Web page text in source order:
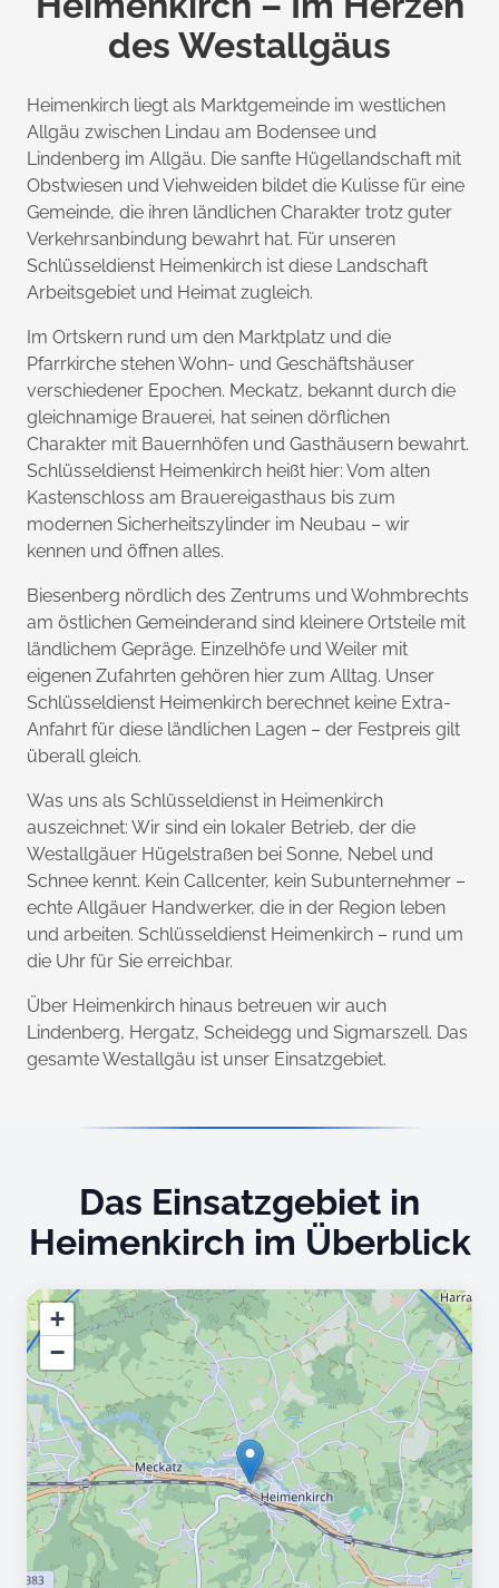
des Westallgäus
Heimenkirch liegt als Marktgemeinde im westlichen
Allgäu zwischen Lindau am Bodensee und
Lindenberg im Allgäu. Die sanfte Hügellandschaft mit
Obstwiesen und Viehweiden bildet die Kulisse für eine
Gemeinde, die ihren ländlichen Charakter trotz guter
Verkehrsanbindung bewahrt hat. Für unseren
Schlüsseldienst Heimenkirch ist diese Landschaft
Arbeitsgebiet und Heimat zugleich.
Im Ortskern rund um den Marktplatz und die
Pfarrkirche stehen Wohn- und Geschäftshäuser
verschiedener Epochen. Meckatz, bekannt durch die
gleichnamige Brauerei, hat seinen dörflichen
Charakter mit Bauernhöfen und Gasthäusern bewahrt.
Schlüsseldienst Heimenkirch heißt hier: Vom alten
Kastenschloss am Brauereigasthaus bis zum
modernen Sicherheitszylinder im Neubau – wir
kennen und öffnen alles.
Biesenberg nördlich des Zentrums und Wohmbrechts
am östlichen Gemeinderand sind kleinere Ortsteile mit
ländlichem Gepräge. Einzelhöfe und Weiler mit
eigenen Zufahrten gehören hier zum Alltag. Unser
Schlüsseldienst Heimenkirch berechnet keine Extra-
Anfahrt für diese ländlichen Lagen – der Festpreis gilt
überall gleich.
Was uns als Schlüsseldienst in Heimenkirch
auszeichnet: Wir sind ein lokaler Betrieb, der die
Westallgäuer Hügelstraßen bei Sonne, Nebel und
Schnee kennt. Kein Callcenter, kein Subunternehmer –
echte Allgäuer Handwerker, die in der Region leben
und arbeiten. Schlüsseldienst Heimenkirch – rund um
die Uhr für Sie erreichbar.
Über Heimenkirch hinaus betreuen wir auch
Lindenberg, Hergatz, Scheidegg und Sigmarszell. Das
gesamte Westallgäu ist unser Einsatzgebiet.
Das Einsatzgebiet in
Heimenkirch im Überblick
+
−